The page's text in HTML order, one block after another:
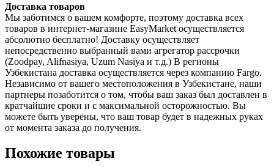
Доставка товаров
Мы заботимся о вашем комфорте, поэтому доставка всех
товаров в интернет-магазине EasyMarket осуществляется
абсолютно бесплатно! Доставку осуществляет
непосредственно выбранный вами агрегатор рассрочки
(Zoodpay, Alifnasiya, Uzum Nasiya и т.д.) В регионы
Узбекистана доставка осуществляется через компанию Fargo.
Независимо от вашего местоположения в Узбекистане, наши
партнеры позаботится о том, чтобы ваш заказ был доставлен в
кратчайшие сроки и с максимальной осторожностью. Вы
можете быть уверены, что ваш товар будет в надежных руках
от момента заказа до получения.
Похожие товары